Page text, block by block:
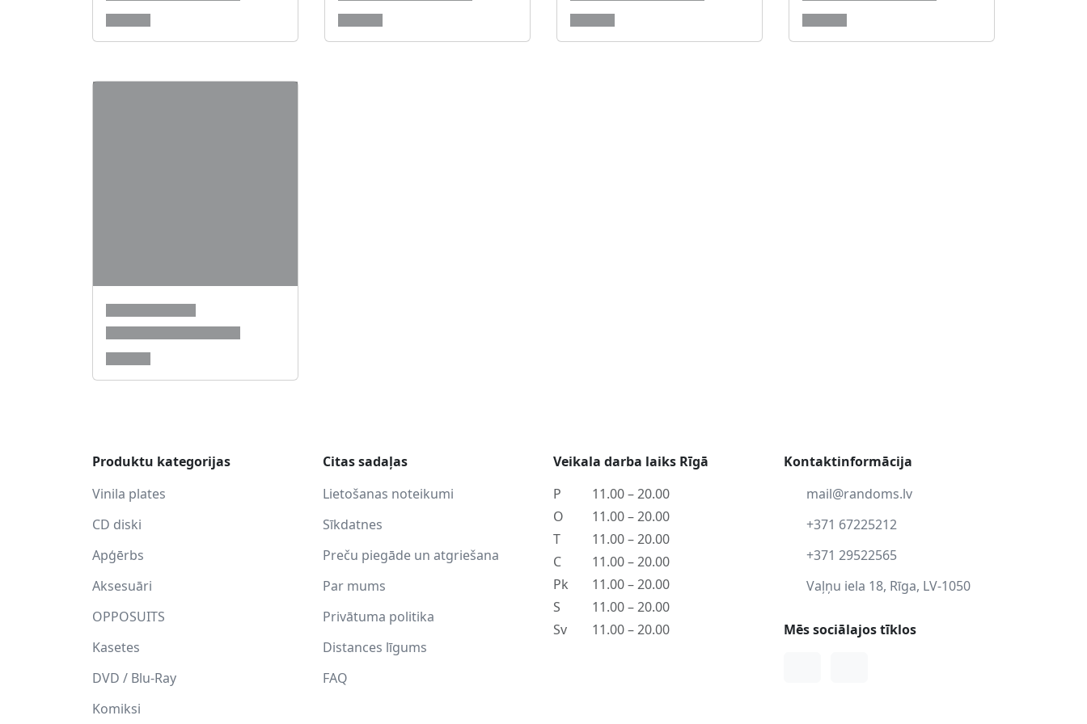
Produktu kategorijas
Vinila plates
CD diski
Apģērbs
Aksesuāri
OPPOSUITS
Kasetes
DVD / Blu-Ray
Komiksi
Citas sadaļas
Lietošanas noteikumi
Sīkdatnes
Preču piegāde un atgriešana
Par mums
Privātuma politika
Distances līgums
FAQ
Veikala darba laiks Rīgā
P
11.00 – 20.00
O
11.00 – 20.00
T
11.00 – 20.00
C
11.00 – 20.00
Pk
11.00 – 20.00
S
11.00 – 20.00
Sv
11.00 – 20.00
Kontaktinformācija
mail@randoms.lv
+371 67225212
+371 29522565
Vaļņu iela 18, Rīga, LV-1050
Mēs sociālajos tīklos